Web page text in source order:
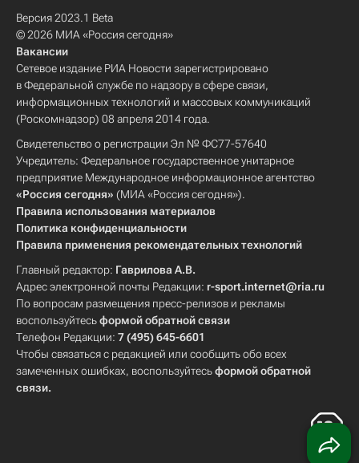
Версия 2023.1 Beta
© 2026 МИА «Россия сегодня»
Вакансии
Сетевое издание РИА Новости зарегистрировано
в Федеральной службе по надзору в сфере связи,
информационных технологий и массовых коммуникаций
(Роскомнадзор) 08 апреля 2014 года.
Свидетельство о регистрации Эл № ФС77-57640
Учредитель: Федеральное государственное унитарное
предприятие Международное информационное агентство
«Россия сегодня» (МИА «Россия сегодня»).
Правила использования материалов
Политика конфиденциальности
Правила применения рекомендательных технологий
Главный редактор: Гаврилова А.В.
Адрес электронной почты Редакции: r-sport.internet@ria.ru
По вопросам размещения пресс-релизов и рекламы
воспользуйтесьформой обратной связи
Телефон Редакции: 7 (495) 645-6601
Чтобы связаться с редакцией или сообщить обо всех
замеченных ошибках, воспользуйтесьформой обратной
связи.